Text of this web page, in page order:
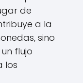
de
a la
sino
flujo
los